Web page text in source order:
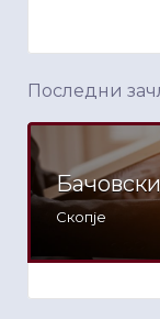
Последни
Скопје